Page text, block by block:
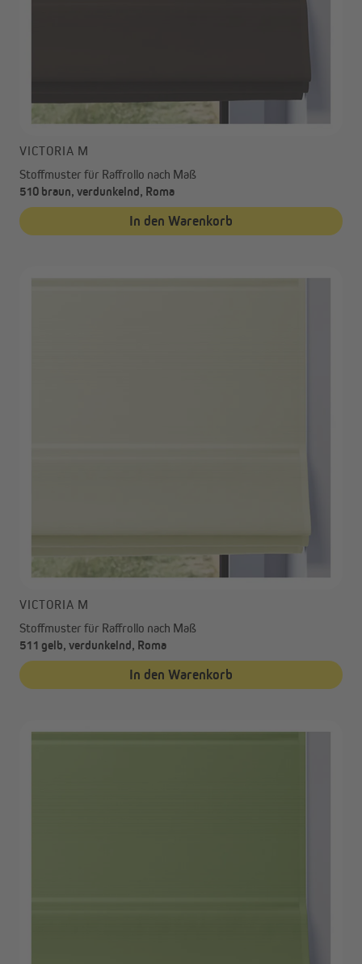
VICTORIA M
Stoffmuster für Raffrollo nach Maß
510 braun, verdunkelnd, Roma
In den Warenkorb
VICTORIA M
Stoffmuster für Raffrollo nach Maß
511 gelb, verdunkelnd, Roma
In den Warenkorb